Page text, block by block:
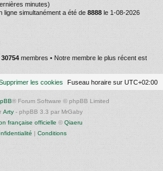
minutes)
ligne simultanément a été de 8888 le 1-08-2026
30754 membres • Notre membre le plus récent est
Fuseau horaire sur UTC+02:00
les cookies
® Forum Software © phpBB Limited
Arty - phpBB 3.3 par MrGaby
française officielle © Qiaeru
| Conditions